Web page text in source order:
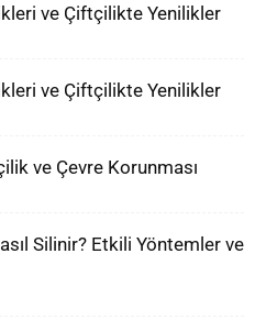
ve Çiftçilikte Yenilikler
ve Çiftçilikte Yenilikler
ve Çevre Korunması
Silinir? Etkili Yöntemler ve